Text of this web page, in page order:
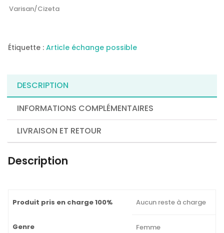
Varisan/Cizeta
Étiquette : Article échange possible
DESCRIPTION
INFORMATIONS COMPLÉMENTAIRES
LIVRAISON ET RETOUR
Description
Produit pris en charge 100% Aucun reste à charge
Genre Femme